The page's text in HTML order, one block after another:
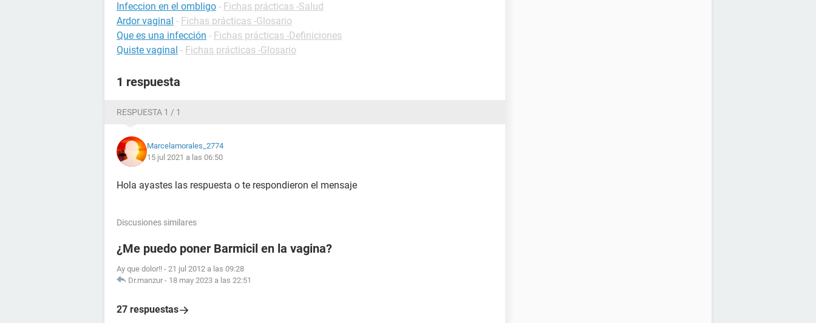
Infeccion en el ombligo - Fichas prácticas -Salud
Ardor vaginal - Fichas prácticas -Glosario
Que es una infección - Fichas prácticas -Definiciones
Quiste vaginal - Fichas prácticas -Glosario
1 respuesta
RESPUESTA 1 / 1
Marcelamorales_2774
15 jul 2021 a las 06:50
Hola ayastes las respuesta o te respondieron el mensaje
Discusiones similares
¿Me puedo poner Barmicil en la vagina?
Ay que dolor!! - 21 jul 2012 a las 09:28
Dr.manzur - 18 may 2023 a las 22:51
27 respuestas